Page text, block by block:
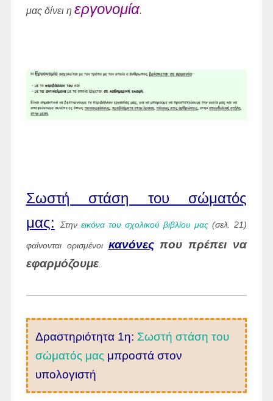
μας δίνει η εργονομία.
Σωστή στάση του σώματός
μας:
Στην εικόνα του σχολικού βιβλίου μας (σελ. 21)
φαίνονται ορισμένοι κανόνεςπου πρέπει να
εφαρμόζουμε.
Δραστηριότητα 1η: Σωστή στάση του
σώματός μας μπροστά στον
υπολογιστή